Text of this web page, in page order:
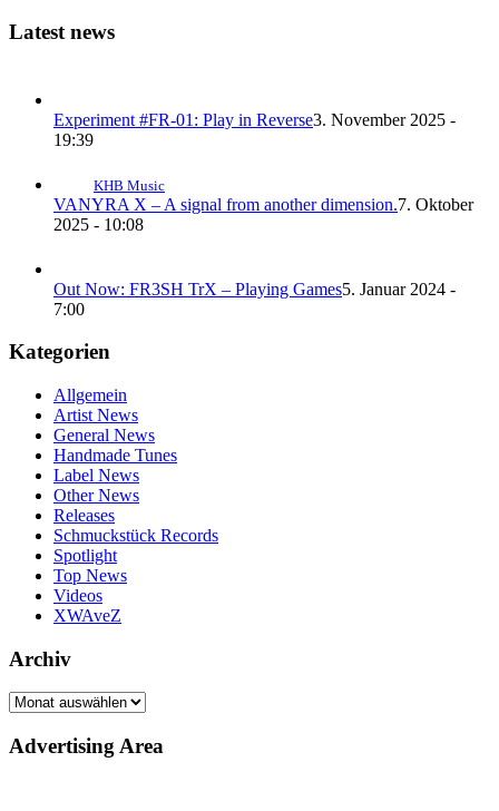
Latest news
Experiment #FR-01: Play in Reverse3. November 2025 -
19:39
KHB Music
VANYRA X – A signal from another dimension.7. Oktober
2025 - 10:08
Out Now: FR3SH TrX – Playing Games5. Januar 2024 -
7:00
Kategorien
Allgemein
Artist News
General News
Handmade Tunes
Label News
Other News
Releases
Schmuckstück Records
Spotlight
Top News
Videos
XWAveZ
Archiv
Archiv
Advertising Area